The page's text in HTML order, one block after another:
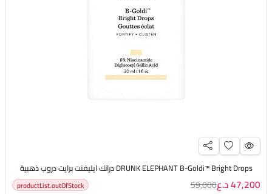
DRUNK ELEPHANT B-Goldi™ Bright Drops درانك ايليفنت برايت دروب ذهبية
47,200 د.ع 59,000
productList.outOfStock